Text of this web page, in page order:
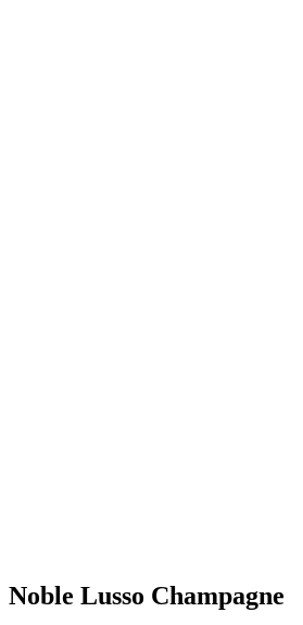
Noble Lusso Champagne